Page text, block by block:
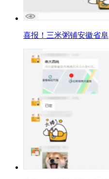
喜报！三米粥铺安徽省阜